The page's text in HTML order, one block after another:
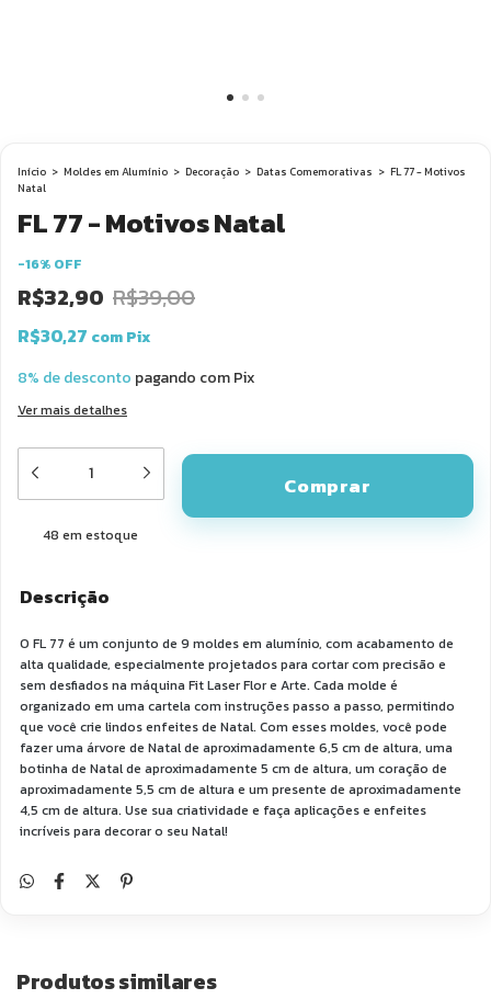
Início > Moldes em Alumínio > Decoração > Datas Comemorativas > FL 77 - Motivos
Natal
FL 77 - Motivos Natal
-16% OFF
R$32,90 R$39,00
R$30,27 comPix
8% de desconto pagando com Pix
Ver mais detalhes
48 em estoque
Descrição
O FL 77 é um conjunto de 9 moldes em alumínio, com acabamento de
alta qualidade, especialmente projetados para cortar com precisão e
sem desfiados na máquina Fit Laser Flor e Arte. Cada molde é
organizado em uma cartela com instruções passo a passo, permitindo
que você crie lindos enfeites de Natal. Com esses moldes, você pode
fazer uma árvore de Natal de aproximadamente 6,5 cm de altura, uma
botinha de Natal de aproximadamente 5 cm de altura, um coração de
aproximadamente 5,5 cm de altura e um presente de aproximadamente
4,5 cm de altura. Use sua criatividade e faça aplicações e enfeites
incríveis para decorar o seu Natal!
Produtos similares